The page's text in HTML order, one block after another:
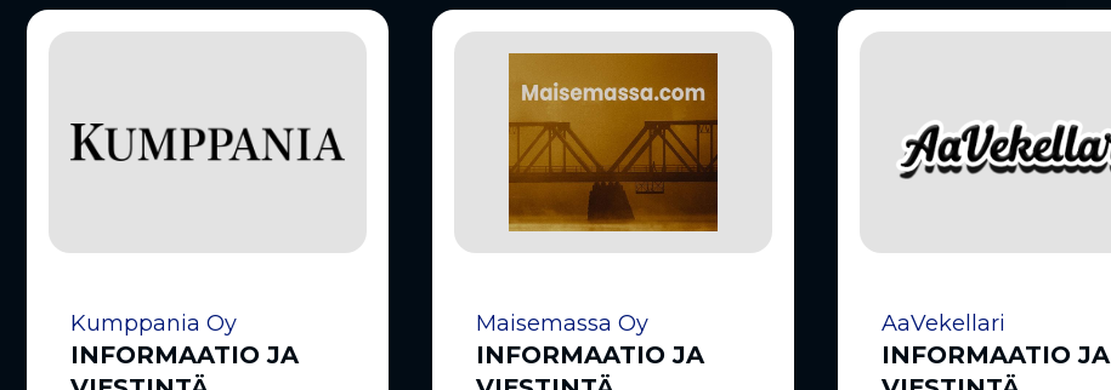
Kumppania Oy
INFORMAATIO JA
Maisemassa Oy
INFORMAATIO JA
AaVekellari
INFORMAATIO JA